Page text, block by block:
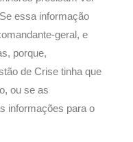
essa informação
geral, e
porque,
de Crise tinha que
ou se as
informações para o